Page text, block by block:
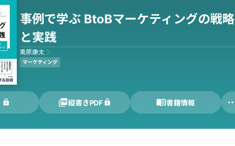
事例で学ぶ BtoBマーケティングの戦略
と実践
栗原康太
マーケティング
縦書きPDF 書籍情報